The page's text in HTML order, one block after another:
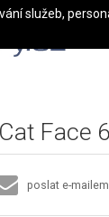
Face
poslat e-mailem
služeb,